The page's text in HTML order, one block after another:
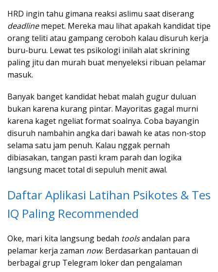
HRD ingin tahu gimana reaksi aslimu saat diserang
deadlinemepet. Mereka mau lihat apakah kandidat tipe
orang teliti atau gampang ceroboh kalau disuruh kerja
buru-buru. Lewat tes psikologi inilah alat skrining
paling jitu dan murah buat menyeleksi ribuan pelamar
masuk.
Banyak banget kandidat hebat malah gugur duluan
bukan karena kurang pintar. Mayoritas gagal murni
karena kaget ngeliat format soalnya. Coba bayangin
disuruh nambahin angka dari bawah ke atas non-stop
selama satu jam penuh. Kalau nggak pernah
dibiasakan, tangan pasti kram parah dan logika
langsung macet total di sepuluh menit awal.
Daftar Aplikasi Latihan Psikotes & Tes
IQ Paling Recommended
Oke, mari kita langsung bedah toolsandalan para
pelamar kerja zaman now. Berdasarkan pantauan di
berbagai grup Telegram loker dan pengalaman